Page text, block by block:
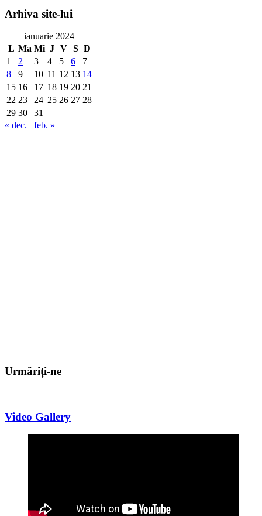
Arhiva site-lui
ianuarie 2024
L Ma Mi J V S D
1
2 3 4 5 6
7
8
9 10 11 12 13 14
15 16 17 18 19 20 21
22 23 24 25 26 27 28
29 30
31
« dec.
feb. »
Urmăriți-ne
Video Gallery